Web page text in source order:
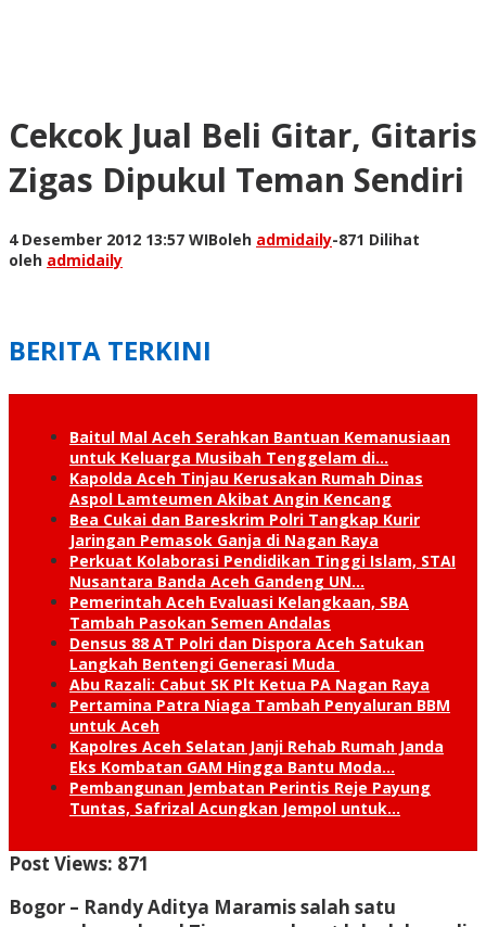
Cekcok Jual Beli Gitar, Gitaris
Zigas Dipukul Teman Sendiri
4 Desember 2012 13:57 WIBoleh admidaily-871 Dilihat
oleh admidaily
BERITA TERKINI
Baitul Mal Aceh Serahkan Bantuan Kemanusiaan
untuk Keluarga Musibah Tenggelam di…
Kapolda Aceh Tinjau Kerusakan Rumah Dinas
Aspol Lamteumen Akibat Angin Kencang
Bea Cukai dan Bareskrim Polri Tangkap Kurir
Jaringan Pemasok Ganja di Nagan Raya
Perkuat Kolaborasi Pendidikan Tinggi Islam, STAI
Nusantara Banda Aceh Gandeng UN…
Pemerintah Aceh Evaluasi Kelangkaan, SBA
Tambah Pasokan Semen Andalas
Densus 88 AT Polri dan Dispora Aceh Satukan
Langkah Bentengi Generasi Muda
Abu Razali: Cabut SK Plt Ketua PA Nagan Raya
Pertamina Patra Niaga Tambah Penyaluran BBM
untuk Aceh
Kapolres Aceh Selatan Janji Rehab Rumah Janda
Eks Kombatan GAM Hingga Bantu Moda…
Pembangunan Jembatan Perintis Reje Payung
Tuntas, Safrizal Acungkan Jempol untuk…
Post Views: 871
Bogor – Randy Aditya Maramis salah satu